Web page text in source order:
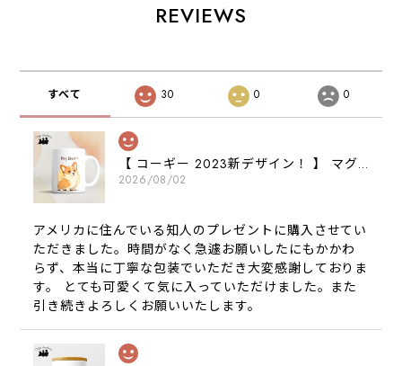
REVIEWS
すべて 30 0 0
【 コーギー 2023新デザイン！ 】 マグカップ お家用 プレゼント 犬 うちの子 犬グッズ ギフト
2026/08/02
アメリカに住んでいる知人のプレゼントに購入させてい
ただきました。時間がなく急遽お願いしたにもかかわ
らず、本当に丁寧な包装でいただき大変感謝しておりま
す。 とても可愛くて気に入っていただけました。また
引き続きよろしくお願いいたします。